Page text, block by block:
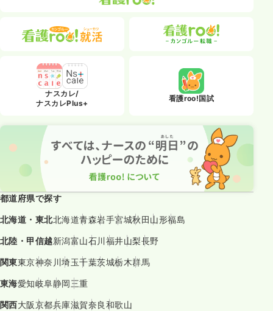
ナスカレ/
ナスカレPlus+
看護roo!国試
都道府県で探す
北海道・東北北海道青森岩手宮城秋田山形福島
北陸・甲信越新潟富山石川福井山梨長野
関東東京神奈川埼玉千葉茨城栃木群馬
東海愛知岐阜静岡三重
関西大阪京都兵庫滋賀奈良和歌山